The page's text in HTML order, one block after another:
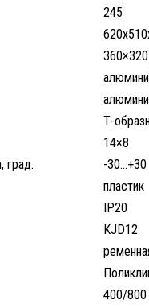
245
360×320
Т-
14×8
град.
-30...+30
пластик
IP20
KJD12
400/800